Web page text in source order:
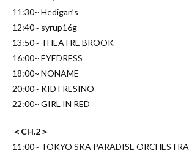
11:30~ Hedigan’s
12:40~ syrup16g
13:50~ THEATRE BROOK
16:00~ EYEDRESS
18:00~ NONAME
20:00~ KID FRESINO
22:00~ GIRL IN RED
＜CH.2＞
11:00~ TOKYO SKA PARADISE ORCHESTRA